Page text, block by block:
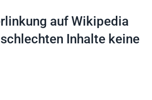
auf Wikipedia
Inhalte keine